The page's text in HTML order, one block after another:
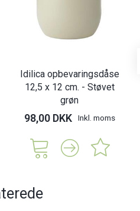
Idilica opbevaringsdåse
12,5 x 12 cm. - Støvet
grøn
98,00 DKK Inkl. moms